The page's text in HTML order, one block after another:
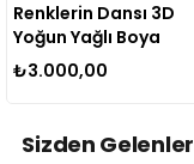
Renklerin Dansı 3D
Yoğun Yağlı Boya
Dokulu Tablo
₺3.000,00
Sizden Gelenler